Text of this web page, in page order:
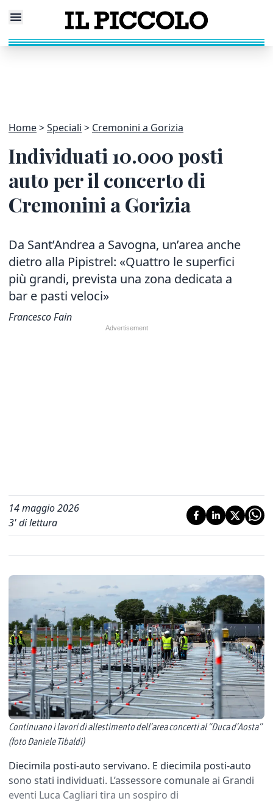
Home Speciali Cremonini a Gorizia
Individuati 10.000 posti
auto per il concerto di
Cremonini a Gorizia
Da Sant’Andrea a Savogna, un’area anche
dietro alla Pipistrel: «Quattro le superfici
più grandi, prevista una zona dedicata a
bar e pasti veloci»
Francesco Fain
14 maggio 2026
3' di lettura
Continuano i lavori di allestimento dell’area concerti al “Duca d’Aosta”
(foto Daniele Tibaldi)
Diecimila posti-auto servivano. E diecimila posti-auto
sono stati individuati. L’assessore comunale ai Grandi
eventi Luca Cagliari tira un sospiro di